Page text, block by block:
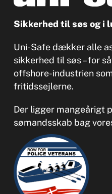
Sikkerhed til søs og i
Uni-Safe dækker alle
sikkerhed til søs – for
offshore-industrien
fritidssejlerne.
Der ligger mangeårigt
sømandsskab bag